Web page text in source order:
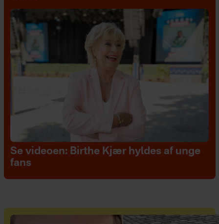
Se videoen: Birthe Kjær hyldes af unge
fans